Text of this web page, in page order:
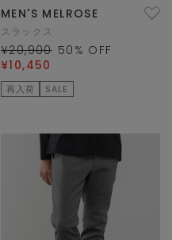
MEN'S MELROSE
スラックス
¥20,900 50 % OFF
¥10,450
再入荷 SALE